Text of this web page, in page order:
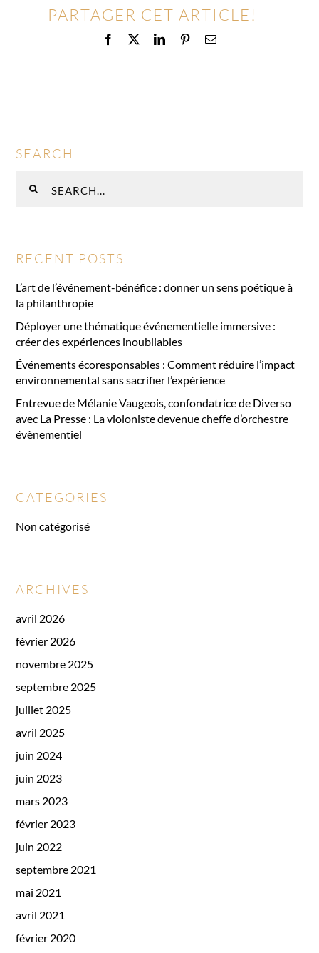
PARTAGER CET ARTICLE!
Facebook LinkedInPinterestEmail
SEARCH
RECENT POSTS
L’art de l’événement-bénéfice : donner un sens poétique à
la philanthropie
Déployer une thématique événementielle immersive :
créer des expériences inoubliables
Événements écoresponsables : Comment réduire l’impact
environnemental sans sacrifier l’expérience
Entrevue de Mélanie Vaugeois, confondatrice de Diverso
avec La Presse : La violoniste devenue cheffe d’orchestre
évènementiel
CATEGORIES
Non catégorisé
ARCHIVES
avril 2026
février 2026
novembre 2025
septembre 2025
juillet 2025
avril 2025
juin 2024
juin 2023
mars 2023
février 2023
juin 2022
septembre 2021
mai 2021
avril 2021
février 2020